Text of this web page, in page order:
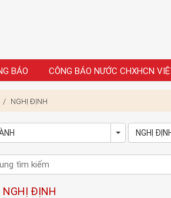
BÁO CÔNG BÁO NƯỚC CHXHCN
NGHỊ ĐỊNH
ToggleNGHỊ
NGHỊ ĐỊNH